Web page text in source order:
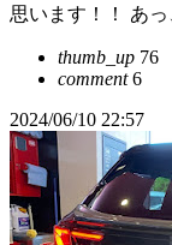
思います！！ あ
thumb_up 76
comment6
2024/06/10 22:57